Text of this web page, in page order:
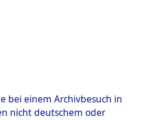
bei einem Archivbesuch in
nicht deutschem oder